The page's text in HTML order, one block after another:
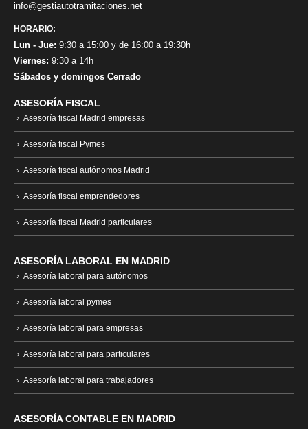
info@gestiautotramitaciones.net
HORARIO:
Lun - Jue: 9:30 a 15:00 y de 16:00 a 19:30h
Viernes: 9:30 a 14h
Sábados y domingos Cerrado
ASESORÍA FISCAL
Asesoría fiscal Madrid empresas
Asesoría fiscal Pymes
Asesoría fiscal autónomos Madrid
Asesoría fiscal emprendedores
Asesoría fiscal Madrid particulares
ASESORÍA LABORAL EN MADRID
Asesoría laboral para autónomos
Asesoría laboral pymes
Asesoría laboral para empresas
Asesoría laboral para particulares
Asesoría laboral para trabajadores
ASESORÍA CONTABLE EN MADRID